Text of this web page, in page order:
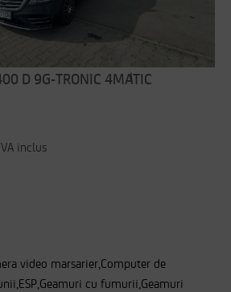
D 9G-TRONIC 4MATIC
inclus
video marsarier,Computer de
cu fumurii,Geamuri